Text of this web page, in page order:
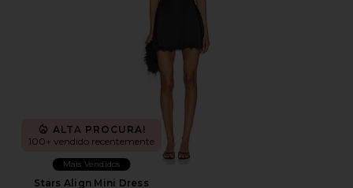
ALTA PROCURA!
100+ vendido recentemente
Mais Vendidos
Stars Align Mini Dress